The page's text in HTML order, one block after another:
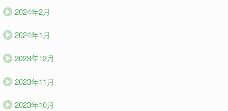
2024年2月
2024年1月
2023年12月
2023年11月
2023年10月